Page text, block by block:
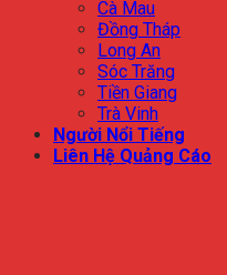
Cà Mau
Đồng Tháp
Long An
Sóc Trăng
Tiền Giang
Trà Vinh
Người Nổi Tiếng
Liên Hệ Quảng Cáo